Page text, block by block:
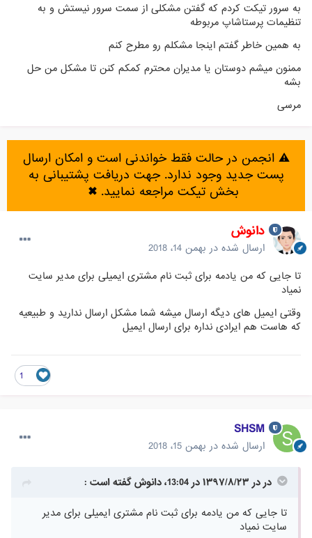
به سرور تیکت کردم که گفتن مشکلی از سمت سرور نیستش و به
تنظیمات پرستاشاپ مربوطه
به همین خاطر گفتم اینجا مشکلم رو مطرح کنم
ممنون میشم دوستان یا مدیران محترم کمکم کنن تا مشکل من حل
بشه
مرسی
⚠️ انجمن در حالت فقط خواندنی است و امکان ارسال
پست جدید وجود ندارد. جهت دریافت پشتیبانی به
بخش تیکت مراجعه نمایید. ✖
دانوش
ارسال شده در بهمن 14، 2018
تا جایی که من یادمه برای ثبت نام مشتری ایمیلی برای مدیر سایت
نمیاد
وقتی ایمیل های دیگه ارسال میشه شما مشکل ارسال ندارید و طبیعیه
که هاست هم ایرادی نداره برای ارسال ایمیل
SHSM
ارسال شده در بهمن 15، 2018
در در ۱۳۹۷/۸/۲۳ در 13:04، دانوش گفته است :
تا جایی که من یادمه برای ثبت نام مشتری ایمیلی برای مدیر
سایت نمیاد